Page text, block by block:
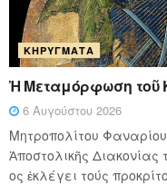
ΚΗΡΎΓΜΑΤΑ
Ἡ Μεταμόρφωση τοῦ
6 Αυγούστου 2026
Μητροπολίτου
Ἀποστολικῆς
ος ἐκλέγει τούς